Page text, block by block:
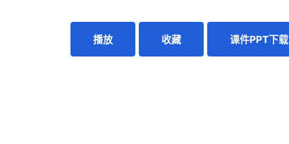
播放 收藏 课件PPT下载